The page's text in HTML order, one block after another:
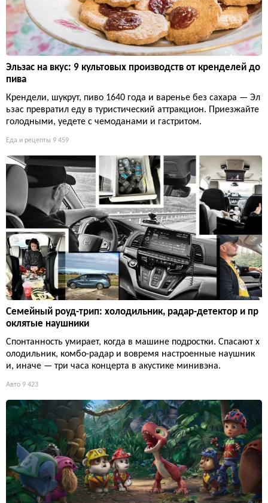
Эльзас на вкус: 9 культовых производств от кренделей до
пива
Крендели, шукрут, пиво 1640 года и варенье без сахара — Эл
ьзас превратил еду в туристический аттракцион. Приезжайте
голодными, уедете с чемоданами и гастритом.
Еда и рецепты 9 459
Семейный роуд-трип: холодильник, радар-детектор и пр
оклятые наушники
Спонтанность умирает, когда в машине подростки. Спасают х
олодильник, комбо-радар и вовремя настроенные наушник
и, иначе — три часа концерта в акустике минивэна.
Авто 9 423